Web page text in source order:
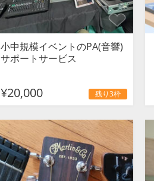
小中規模イベントのPA(音響)
サポートサービス
¥20,000 残り3枠